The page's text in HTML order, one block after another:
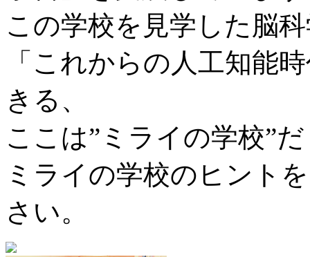
この学校を見学した脳
「これからの人工知能
きる、
ここは”ミライの学校”
ミライの学校のヒント
さい。